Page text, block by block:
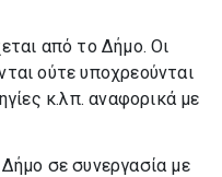
από το Δήμο. Οι
ούτε υποχρεούνται
κ.λπ. αναφορικά με
σε συνεργασία με